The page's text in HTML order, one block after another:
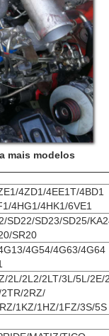
mais modelos
4ZD1/4EE1T/4BD1
4HG1/4HK1/6VE1
SD22/SD23/SD25/
SR20
4G54/4G63/4G64
2L/2L2/2LT/3L/5L/2E/
2RZ/
1KZ/1HZ/1FZ/3S/5S